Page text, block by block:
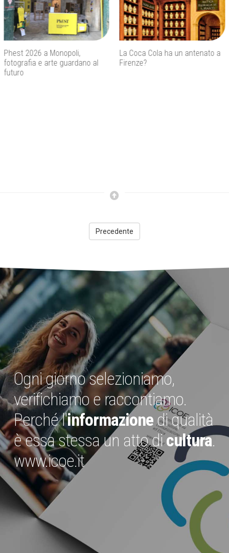
La Coca Cola ha un antenato a
Firenze?
Agenti IA e sicurezza, quando
l’autonomia diventa un rischio
Precedente
Ogni giorno selezioniamo,
verifichiamo e raccontiamo.
Perché l'informazionedi qualità
è essa stessa un atto dicultura.
www.icoe.it